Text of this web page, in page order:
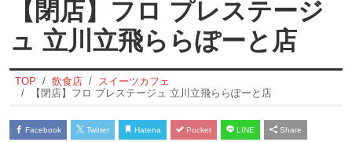
【閉店】フロ プレステージ
ュ 立川立飛ららぽーと店
TOP 飲食店
スイーツカフェ
【閉店】フロ プレステージュ 立川立飛ららぽーと店
Facebook Twitter Hatena Pocket LINE Share